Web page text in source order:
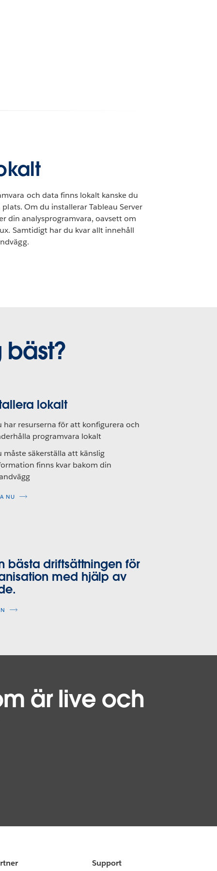
och data finns lokalt kanske du
Om du installerar Tableau Server
din analysprogramvara, oavsett om
Samtidigt har du kvar allt innehåll
lokalt
har resurserna för att konfigurera och
programvara lokalt
måste säkerställa att känslig
finns kvar bakom din
NU
bästa driftsättningen för
med hjälp av
är live och
Support